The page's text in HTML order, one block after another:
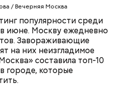
/ Вечерняя Москва
популярности среди
июне. Москву ежедневно
Завораживающие
на них неизгладимое
составила топ-10
городе, которые